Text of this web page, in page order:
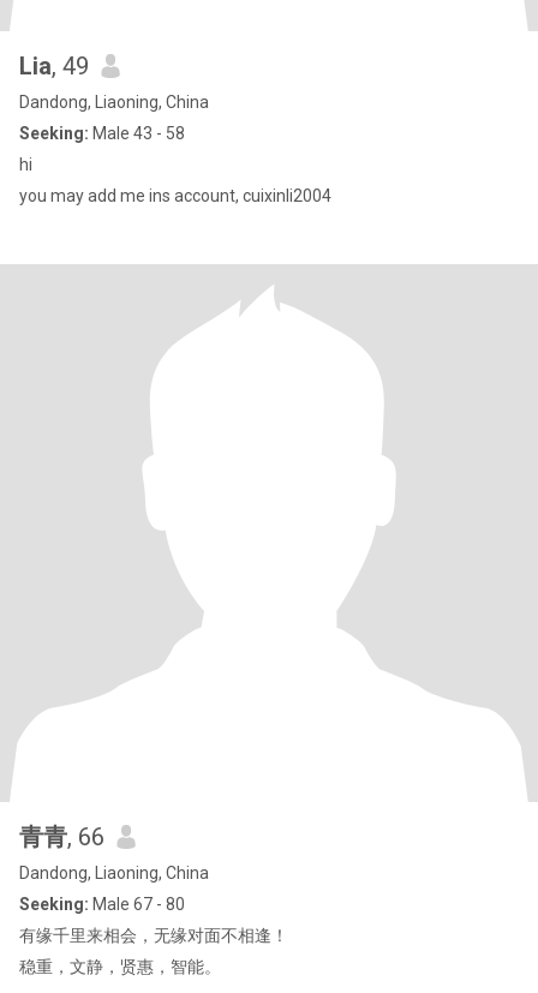
Lia, 49
Dandong, Liaoning, China
Seeking: Male 43 - 58
hi
you may add me ins account, cuixinli2004
青青, 66
Dandong, Liaoning, China
Seeking: Male 67 - 80
有缘千里来相会，无缘对面不相逢！
稳重，文静，贤惠，智能。